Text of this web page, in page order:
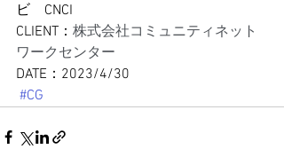
ビ　CNCI
CLIENT： 株式会社コミュニティネット
ワークセンター
DATE：2023/4/30
#CG